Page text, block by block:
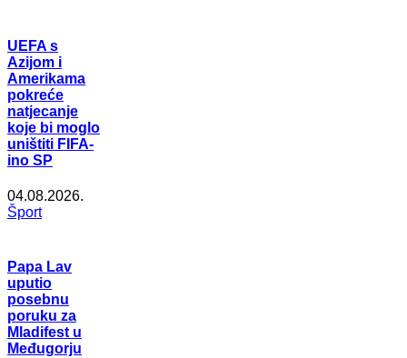
UEFA s
Azijom i
Amerikama
pokreće
natjecanje
koje bi moglo
uništiti FIFA-
ino SP
04.08.2026.
Šport
Papa Lav
uputio
posebnu
poruku za
Mladifest u
Međugorju